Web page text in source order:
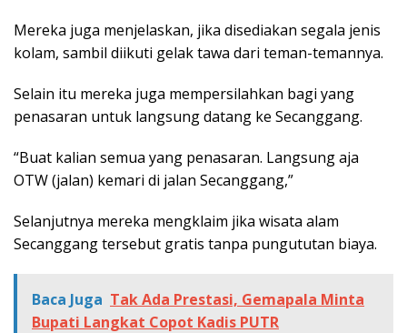
Mereka juga menjelaskan, jika disediakan segala jenis
kolam, sambil diikuti gelak tawa dari teman-temannya.
Selain itu mereka juga mempersilahkan bagi yang
penasaran untuk langsung datang ke Secanggang.
“Buat kalian semua yang penasaran. Langsung aja
OTW (jalan) kemari di jalan Secanggang,”
Selanjutnya mereka mengklaim jika wisata alam
Secanggang tersebut gratis tanpa pungututan biaya.
Baca Juga Tak Ada Prestasi, Gemapala Minta
Bupati Langkat Copot Kadis PUTR